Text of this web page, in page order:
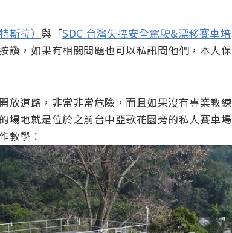
斯拉） 與「SDC 台灣失控安全駕駛&漂移賽車培
讚，如果有相關問題也可以私訊問他們，本人保
放道路，非常非常危險，而且如果沒有專業教練
場地就是位於之前台中亞歌花園旁的私人賽車場
教學：